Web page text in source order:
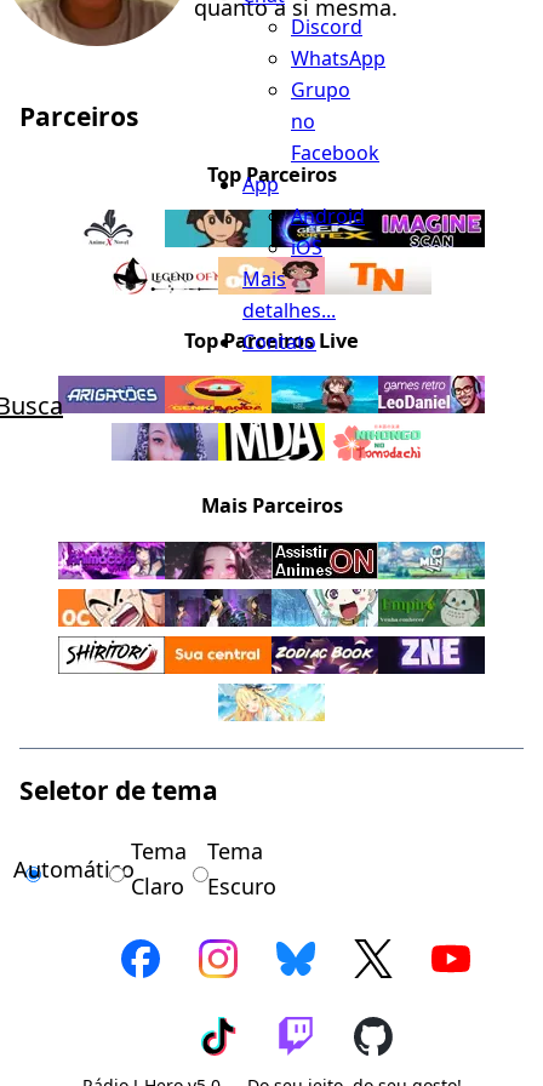
Discord
WhatsApp
Grupo
no
Facebook
App
Android
iOS
Mais
detalhes...
Contato
quanto a si mesma.
Parceiros
Top Parceiros
Top Parceiros Live
Mais Parceiros
Seletor de tema
Automático
Tema
Claro
Tema
Escuro